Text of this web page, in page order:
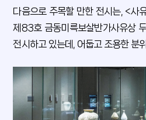
다음으로 주목할 만한 전시는, <사
제83호 금동미륵보살반가사유상
전시하고 있는데, 어둡고 조용한 분